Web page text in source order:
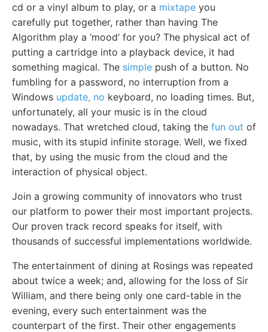
cd or a vinyl album to play, or a mixtape you
carefully put together, rather than having The
Algorithm play a ‘mood’ for you? The physical act of
putting a cartridge into a playback device, it had
something magical. The simple push of a button. No
fumbling for a password, no interruption from a
Windows update, no keyboard, no loading times. But,
unfortunately, all your music is in the cloud
nowadays. That wretched cloud, taking the fun out of
music, with its stupid infinite storage. Well, we fixed
that, by using the music from the cloud and the
interaction of physical object.
Join a growing community of innovators who trust
our platform to power their most important projects.
Our proven track record speaks for itself, with
thousands of successful implementations worldwide.
The entertainment of dining at Rosings was repeated
about twice a week; and, allowing for the loss of Sir
William, and there being only one card-table in the
evening, every such entertainment was the
counterpart of the first. Their other engagements